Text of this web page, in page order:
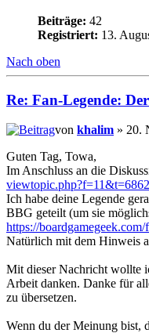
Beiträge: 42
Registriert: 13.
Nach oben
Re: Fan-Legende:
von khalim » 20.
Guten Tag, Towa,
Im Anschluss an die
viewtopic.php?f=11&t=6862
Ich habe deine Legende
BBG geteilt (um sie
https://
Natürlich mit dem Hinweis
Mit dieser Nachricht wollte
Arbeit danken. Danke für
zu übersetzen.
Wenn du der Meinung bist,